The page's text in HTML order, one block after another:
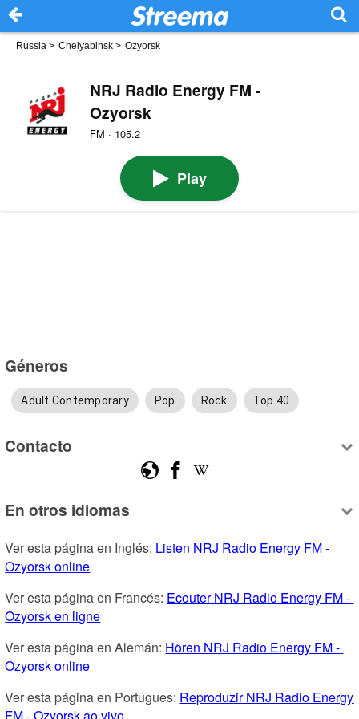
Russia > Chelyabinsk > Ozyorsk
NRJ Radio Energy FM -
Ozyorsk
FM · 105.2
Play
Géneros
Adult Contemporary Pop Rock Top 40
Contacto
En otros idiomas
Ver esta página en Inglés: Listen NRJ Radio Energy FM -
Ozyorsk online
Ver esta página en Francés: Ecouter NRJ Radio Energy FM -
Ozyorsk en ligne
Ver esta página en Alemán: Hören NRJ Radio Energy FM -
Ozyorsk online
Ver esta página en Portugues: Reproduzir NRJ Radio Energy
FM - Ozyorsk ao vivo